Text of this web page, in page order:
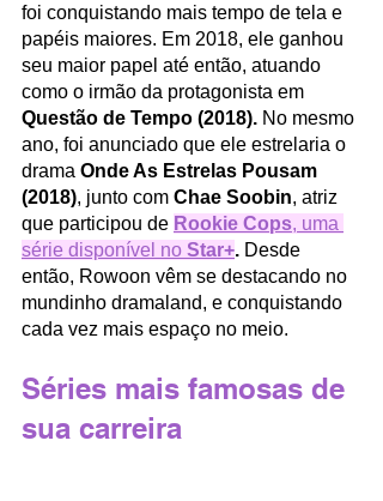
foi conquistando mais tempo de tela e
papéis maiores. Em 2018, ele ganhou
seu maior papel até então, atuando
como o irmão da protagonista em
Questão de Tempo (2018). No mesmo
ano, foi anunciado que ele estrelaria o
drama Onde As Estrelas Pousam
(2018), junto com Chae Soobin, atriz
que participou de Rookie Cops, uma
série disponível no Star+. Desde
então, Rowoon vêm se destacando no
mundinho dramaland, e conquistando
cada vez mais espaço no meio.
Séries mais famosas de
sua carreira